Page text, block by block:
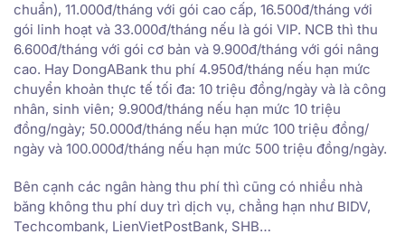
chuẩn), 11.000đ/tháng với gói cao cấp, 16.500đ/tháng với
gói linh hoạt và 33.000đ/tháng nếu là gói VIP. NCB thì thu
6.600đ/tháng với gói cơ bản và 9.900đ/tháng với gói nâng
cao. Hay DongABank thu phí 4.950đ/tháng nếu hạn mức
chuyển khoản thực tế tối đa: 10 triệu đồng/ngày và là công
nhân, sinh viên; 9.900đ/tháng nếu hạn mức 10 triệu
đồng/ngày; 50.000đ/tháng nếu hạn mức 100 triệu đồng/
ngày và 100.000đ/tháng nếu hạn mức 500 triệu đồng/ngày.
Bên cạnh các ngân hàng thu phí thì cũng có nhiều nhà
băng không thu phí duy trì dịch vụ, chẳng hạn như BIDV,
Techcombank, LienVietPostBank, SHB…